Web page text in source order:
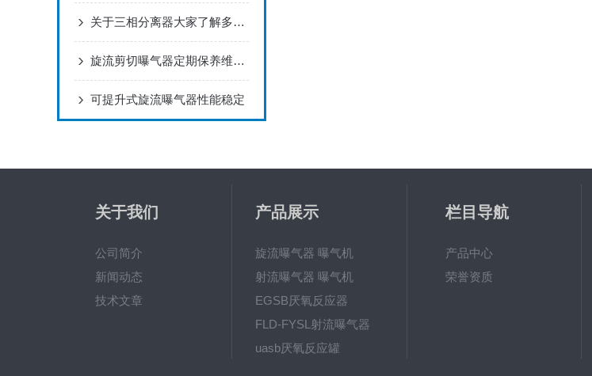
关于三相分离器大家了解多少呢
旋流剪切曝气器定期保养维护很有必要
可提升式旋流曝气器性能稳定
关于我们
公司简介
新闻动态
技术文章
产品展示
旋流曝气器 曝气机
射流曝气器 曝气机
EGSB厌氧反应器
FLD-FYSL射流曝气器
uasb厌氧反应罐
栏目导航
产品中心
荣誉资质